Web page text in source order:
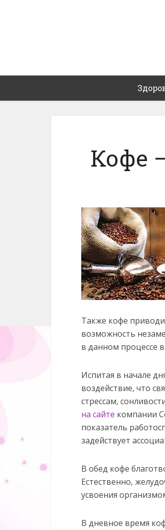
Кофе
Также кофе
возможность
в данном процессе
Испитая в начале
воздействие, что
стрессам,
на сайте компании
показатель
задействует
В обед кофе
Естественно,
усвоения
В дневное время